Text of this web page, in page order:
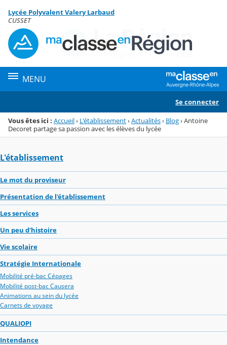
Menu de la rubrique
Contenu
Lycée Polyvalent Valery Larbaud
CUSSET
MENU
Se connecter
Vous êtes ici : Accueil› L'établissement›Actualités› Blog›Antoine
Decoret partage sa passion avec les élèves du lycée
L'établissement
Le mot du proviseur
Présentation de l'établissement
Les services
Un peu d'histoire
Vie scolaire
Stratégie Internationale
Mobilité pré-bac Cépages
Mobilité post-bac Causera
Animations au sein du lycée
Carnets de voyage
QUALIOPI
Intendance